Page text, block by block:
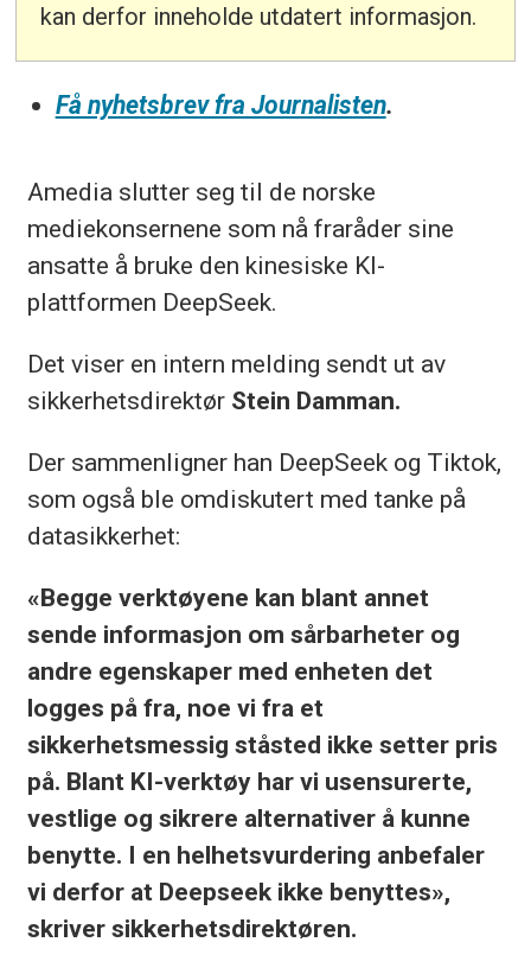
kan derfor inneholde utdatert informasjon.
Få nyhetsbrev fra Journalisten.
Amedia slutter seg til de norske
mediekonsernene som nå fraråder sine
ansatte å bruke den kinesiske KI-
plattformen DeepSeek.
Det viser en intern melding sendt ut av
sikkerhetsdirektør Stein Damman.
Der sammenligner han DeepSeek og Tiktok,
som også ble omdiskutert med tanke på
datasikkerhet:
«Begge verktøyene kan blant annet
sende informasjon om sårbarheter og
andre egenskaper med enheten det
logges på fra, noe vi fra et
sikkerhetsmessig ståsted ikke setter pris
på. Blant KI-verktøy har vi usensurerte,
vestlige og sikrere alternativer å kunne
benytte. I en helhetsvurdering anbefaler
vi derfor at Deepseek ikke benyttes»,
skriver sikkerhetsdirektøren.